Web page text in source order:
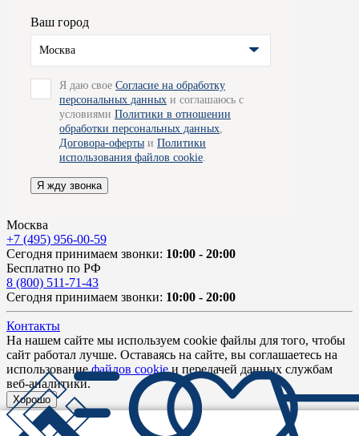
Ваш город
Москва
Я даю свое Согласие на обработку
персональных данных и соглашаюсь с
условиями Политики в отношении
обработки персональных данных
Договора-оферты и Политики
использования файлов cookie
Я жду звонка
Москва
+7 (495) 956-00-59
Сегодня принимаем звонки: 10:00 - 20:00
Бесплатно по РФ
8 (800) 511-71-43
Сегодня принимаем звонки: 10:00 - 20:00
Контакты
На нашем сайте мы используем cookie файлы для того, чтобы
сайт работал лучше. Оставаясь на сайте, вы соглашаетесь на
использованиефайлов cookieи передачей данных службам
веб-аналитики.
Хорошо